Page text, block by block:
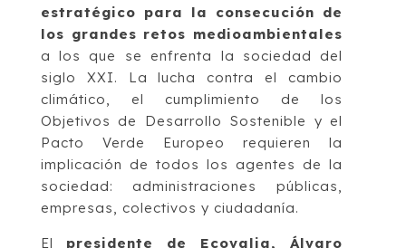
estratégico para la consecución de
los grandes retos medioambientales
a los que se enfrenta la sociedad del
siglo XXI. La lucha contra el cambio
climático, el cumplimiento de los
Objetivos de Desarrollo Sostenible y el
Pacto Verde Europeo requieren la
implicación de todos los agentes de la
sociedad: administraciones públicas,
empresas, colectivos y ciudadanía.
El presidente de Ecovalia, Álvaro